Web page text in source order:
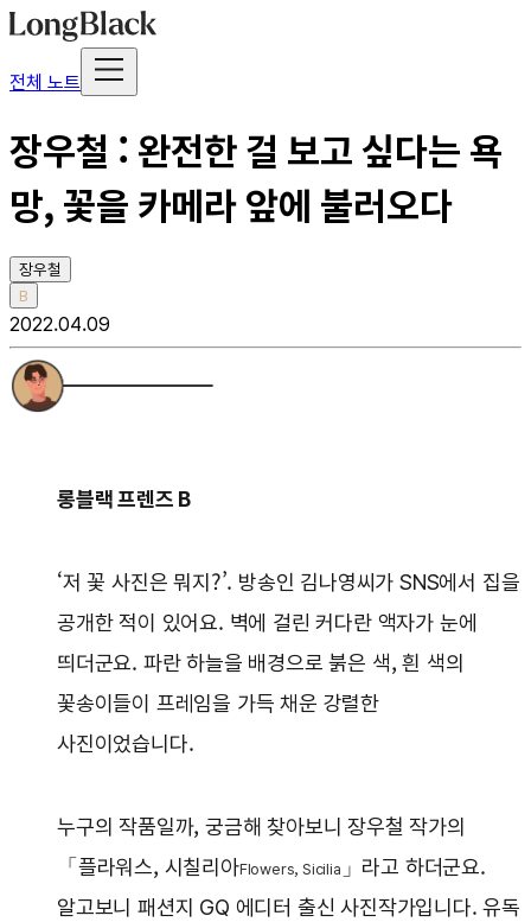
전체 노트
장우철 : 완전한 걸 보고 싶다는 욕
망, 꽃을 카메라 앞에 불러오다
장우철
B
2022.04.09
롱블랙 프렌즈 B
‘저 꽃 사진은 뭐지?’. 방송인 김나영씨가 SNS에서 집을
공개한 적이 있어요. 벽에 걸린 커다란 액자가 눈에
띄더군요. 파란 하늘을 배경으로 붉은 색, 흰 색의
꽃송이들이 프레임을 가득 채운 강렬한
사진이었습니다.
누구의 작품일까, 궁금해 찾아보니 장우철 작가의
「플라워스, 시칠리아Flowers, Sicilia 」라고 하더군요.
알고보니 패션지 GQ 에디터 출신 사진작가입니다. 유독